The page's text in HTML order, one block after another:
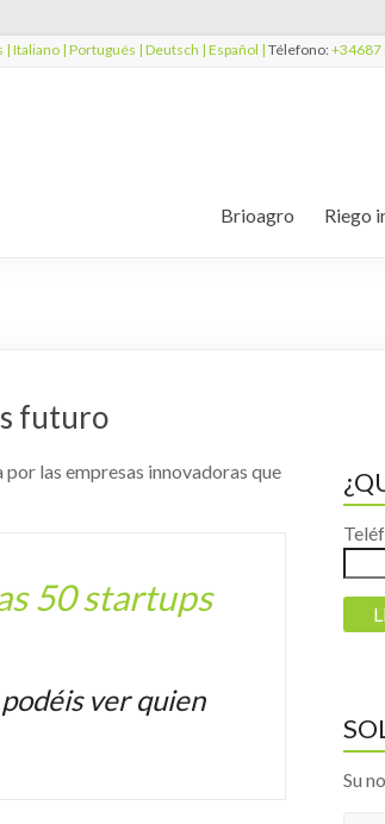
|Italiano | Portugués | Deutsch | Español | Télefono:+34687
Brioagro Riego
futuro
por las empresas innovadoras que
50 startups
ver quien
Su